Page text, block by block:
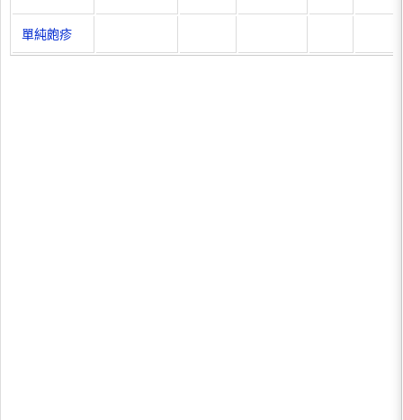
單純皰疹